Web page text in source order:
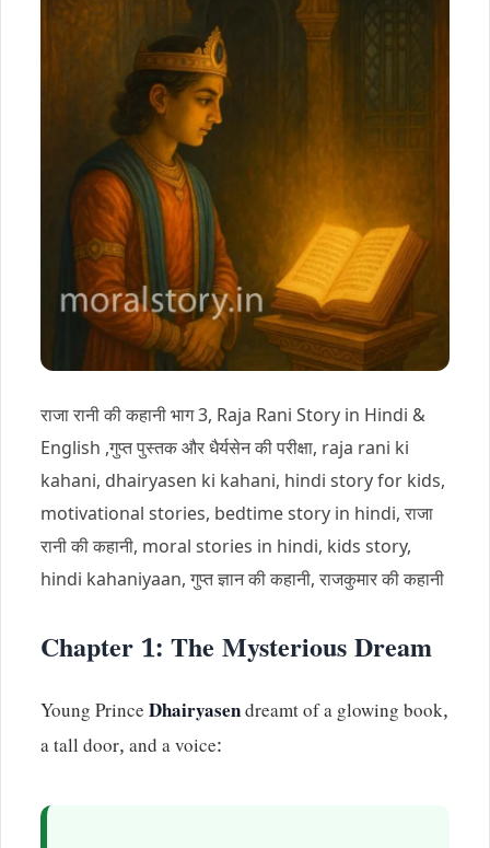
राजा रानी की कहानी भाग 3, Raja Rani Story in Hindi &
English ,गुप्त पुस्तक और धैर्यसेन की परीक्षा, raja rani ki
kahani, dhairyasen ki kahani, hindi story for kids,
motivational stories, bedtime story in hindi, राजा
रानी की कहानी, moral stories in hindi, kids story,
hindi kahaniyaan, गुप्त ज्ञान की कहानी, राजकुमार की कहानी
Chapter 1: The Mysterious Dream
Young PrinceDhairyasendreamt of a glowing book,
a tall door, and a voice: